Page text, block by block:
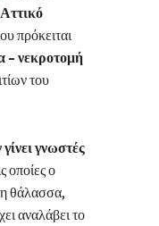
Αττικό
πρόκειται
– νεκροτομή
του
γίνει γνωστές
οποίες ο
θάλασσα,
αναλάβει το